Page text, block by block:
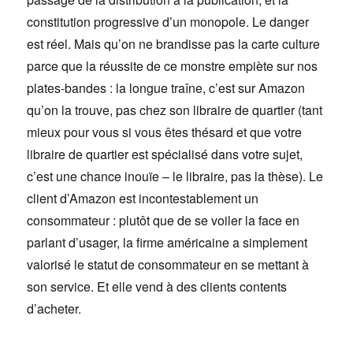
constitution progressive d’un monopole. Le danger
est réel. Mais qu’on ne brandisse pas la carte culture
parce que la réussite de ce monstre empiète sur nos
plates-bandes : la longue traîne, c’est sur Amazon
qu’on la trouve, pas chez son libraire de quartier (tant
mieux pour vous si vous êtes thésard et que votre
libraire de quartier est spécialisé dans votre sujet,
c’est une chance inouïe – le libraire, pas la thèse). Le
client d’Amazon est incontestablement un
consommateur : plutôt que de se voiler la face en
parlant d’usager, la firme américaine a simplement
valorisé le statut de consommateur en se mettant à
son service. Et elle vend à des clients contents
d’acheter.